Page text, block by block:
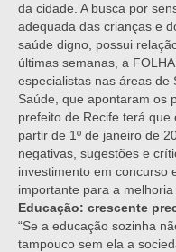
da cidade. A busca por
adequada das crianças e
saúde digno, possui
últimas semanas, a
especialistas nas áreas de
Saúde, que apontaram os
prefeito de Recife terá
partir de 1º de janeiro de
negativas, sugestões e
investimento em concurso
importante para a
Educação: crescente
“Se a educação sozinha
tampouco sem ela a